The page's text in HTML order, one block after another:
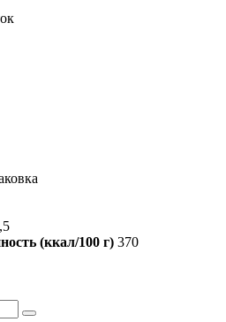
(ккал/100 г) 370